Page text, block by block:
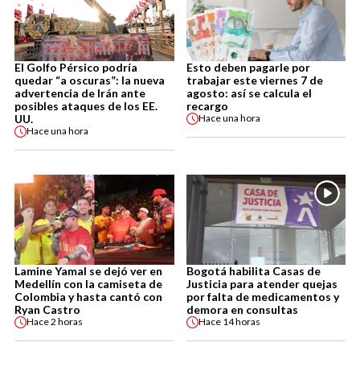
El Golfo Pérsico podría
quedar “a oscuras”: la nueva
advertencia de Irán ante
posibles ataques de los EE.
UU.
Haceuna hora
Esto deben pagarle por
trabajar este viernes 7 de
agosto: así se calcula el
recargo
Haceuna hora
Lamine Yamal se dejó ver en
Medellín con la camiseta de
Colombia y hasta cantó con
Ryan Castro
Hace2 horas
Bogotá habilita Casas de
Justicia para atender quejas
por falta de medicamentos y
demora en consultas
Hace 14 horas